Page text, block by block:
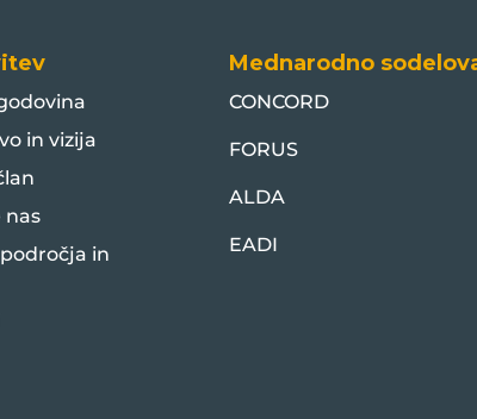
in vizija
nas
in
Mednarodno
CONCORD
FORUS
ALDA
EADI